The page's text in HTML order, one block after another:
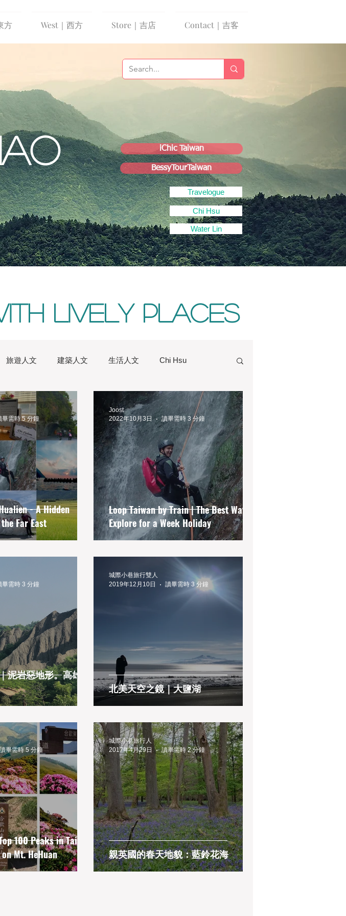
方 West｜西方 Store｜吉店 Contact｜吉客
lively places
旅遊人文 建築人文 生活人文 Chi Hsu
Europe Heritage Hong Kong Hsinchu
Kaohsiung Shanghai Sydney Taichung
- A Hidden
Far East
畢需時 5 分鐘
Loop Taiwan by Train | The Best Way to
Explore for a Week Holiday
Joost
2022年10月3日
讀畢需時 3 分鐘
泥岩惡地形。高雄田
畢需時 3 分鐘
北美天空之鏡｜大鹽湖
城際小巷旅行雙人
2019年12月10日
讀畢需時 3 分鐘
100 Peaks in Taiwan
Mt. HeHuan
讀畢需時 5 分鐘
親英國的春天地貌：藍鈴花海
城際小巷旅行人
2017年4月29日
讀畢需時 2 分鐘
iChic Taiwan
BessyTourTaiwan
Travelogue
Chi Hsu
Water Lin